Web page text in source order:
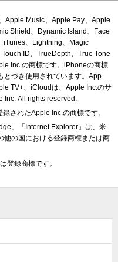
Apple Music、Apple Pay、Apple
Shield、Dynamic Island、Face
iTunes、Lightning、Magic
ID、TrueDepth、True Tone
Inc.の商標です。iPhoneの商標
とづき使用されています。App
TV+、iCloudは、Apple Inc.のサ
Inc. All rights reserved.
されたApple Inc.の商標です。
」「Internet Explorer」は、米
他の国における登録商標または商
登録商標です。